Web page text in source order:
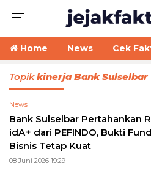
Home News Cek
Topikkinerja Bank Sulselbar
News
Bank Sulselbar Pertahankan
idA+ dari PEFINDO, Bukti
Bisnis Tetap Kuat
08 Juni 2026 19:29